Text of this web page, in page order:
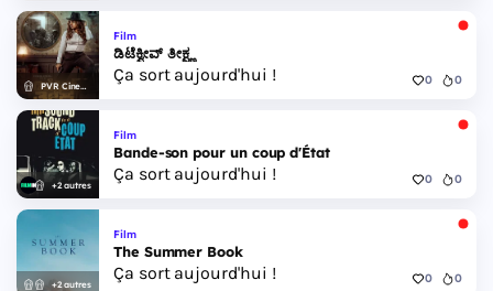
PVR Cinemas
Film
ಡಿಟೆಕ್ವೀವ್ ತೀಕ್ಷ್ಣ
Ça sort aujourd'hui ! 0 0
+2 autres
Film
Bande-son pour un coup d'État
Ça sort aujourd'hui ! 0 0
+2 autres
Film
The Summer Book
Ça sort aujourd'hui ! 0 0